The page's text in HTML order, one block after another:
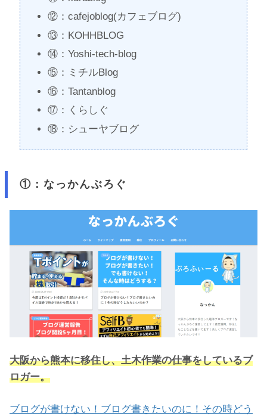
⑫：cafejoblog(カフェブログ)
⑬：KOHHBLOG
⑭：Yoshi-tech-blog
⑮：ミチルBlog
⑯：Tantanblog
⑰：くらしぐ
⑱：シューヤブログ
①：なっかんぶろぐ
大阪から熊本に移住し、土木作業の仕事をしているブ
ロガー。
ブログが書けない！ブログ書きたいのに！その時どう